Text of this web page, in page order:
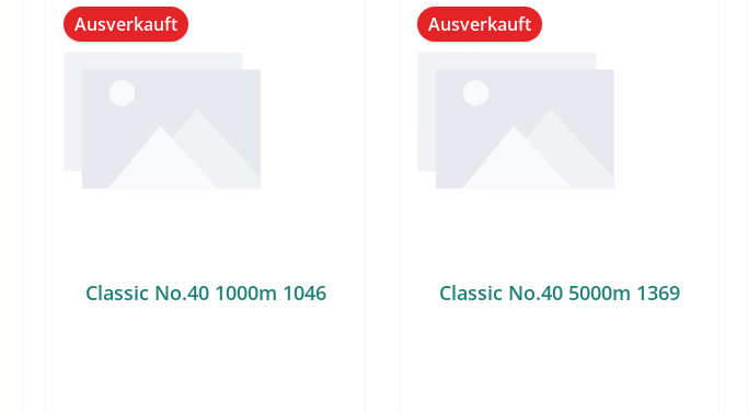
Ausverkauft
Classic No.40 1000m 1046
Ausverkauft
Classic No.40 5000m 1369